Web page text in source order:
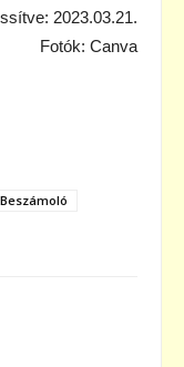
2023.03.21.
Fotók: Canva
Beszámoló